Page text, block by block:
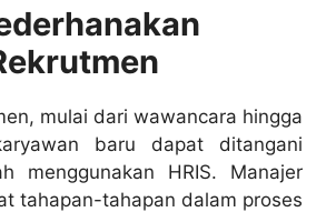
mulai dari wawancara hingga
baru dapat ditangani
menggunakan HRIS. Manajer
tahapan-tahapan dalam proses